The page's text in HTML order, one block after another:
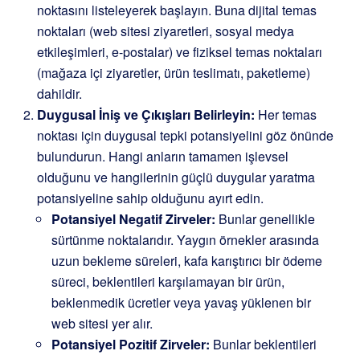
noktasını listeleyerek başlayın. Buna dijital temas
noktaları (web sitesi ziyaretleri, sosyal medya
etkileşimleri, e-postalar) ve fiziksel temas noktaları
(mağaza içi ziyaretler, ürün teslimatı, paketleme)
dahildir.
Duygusal İniş ve Çıkışları Belirleyin: Her temas
noktası için duygusal tepki potansiyelini göz önünde
bulundurun. Hangi anların tamamen işlevsel
olduğunu ve hangilerinin güçlü duygular yaratma
potansiyeline sahip olduğunu ayırt edin.
Potansiyel Negatif Zirveler: Bunlar genellikle
sürtünme noktalarıdır. Yaygın örnekler arasında
uzun bekleme süreleri, kafa karıştırıcı bir ödeme
süreci, beklentileri karşılamayan bir ürün,
beklenmedik ücretler veya yavaş yüklenen bir
web sitesi yer alır.
Potansiyel Pozitif Zirveler: Bunlar beklentileri